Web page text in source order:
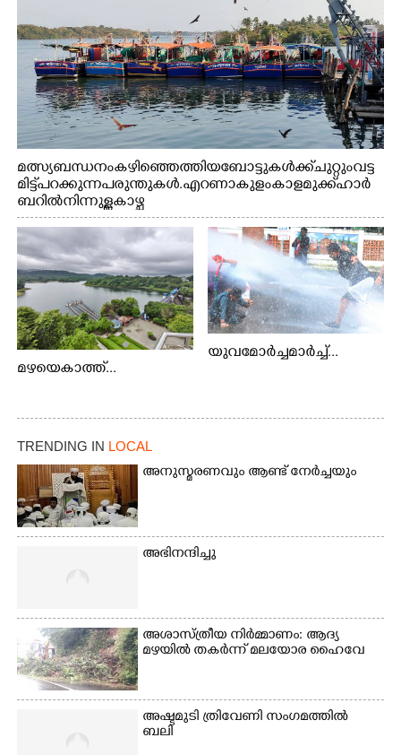
മത്സ്യബന്ധനം കഴിഞ്ഞെത്തിയ ബോട്ടുകൾക്ക് ചുറ്റും വട്ട
മിട്ട് പറക്കുന്ന പരുന്തുകൾ. എറണാകുളം കാളമുക്ക് ഹാർ
ബറിൽ നിന്നുള്ള കാഴ്ച
മഴയെകാത്ത്...
യുവമോർച്ചമാർച്ച്...
TRENDING IN LOCAL
അനുസ്മരണവും ആണ്ട് നേർച്ചയും
അഭിനന്ദിച്ചു
അശാസ്ത്രീയ നിർമ്മാണം: ആദ്യ
മഴയിൽ തകർന്ന് മലയോര ഹൈവേ
അഷ്ടമുടി ത്രിവേണി സംഗമത്തിൽ
ബലി